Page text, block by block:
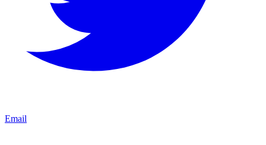
Email